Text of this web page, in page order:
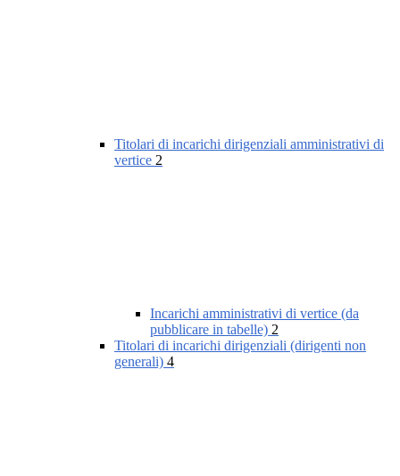
Titolari di incarichi dirigenziali amministrativi di
vertice 2
Incarichi amministrativi di vertice (da
pubblicare in tabelle) 2
Titolari di incarichi dirigenziali (dirigenti non
generali) 4